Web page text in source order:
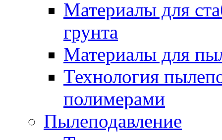
Материалы для
грунта
Материалы для
Технология
полимерами
Пылеподавление